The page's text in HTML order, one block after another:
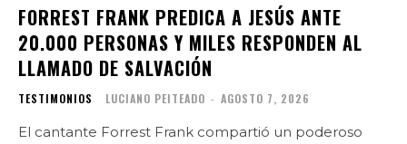
FORREST FRANK PREDICA A JESÚS ANTE
20.000 PERSONAS Y MILES RESPONDEN AL
LLAMADO DE SALVACIÓN
TESTIMONIOS LUCIANO PEITEADO - AGOSTO 7, 2026
El cantante Forrest Frank compartió un poderoso